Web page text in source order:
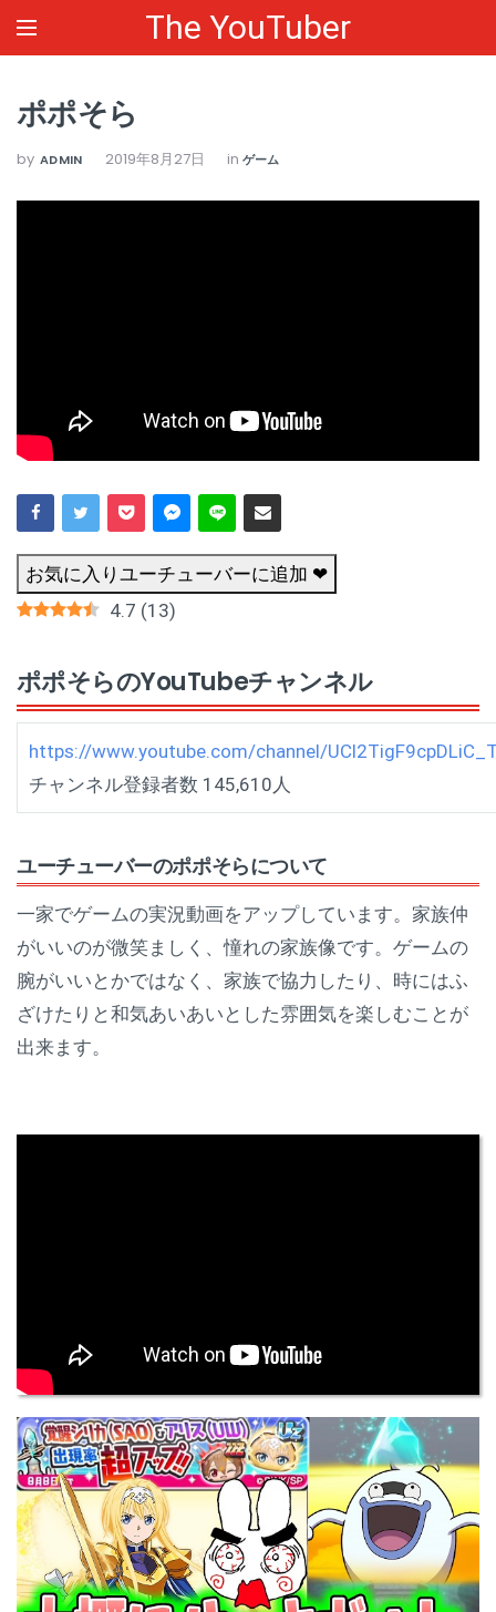
The YouTuber
ポポそら
by ADMIN 2019年8月27日 in ゲーム
お気に入りユーチューバーに追加 ❤
4.7 (13)
ポポそらのYouTubeチャンネル
https://www.youtube.com/channel/
チャンネル登録者数 145,610人
ユーチューバーのポポそらについて
一家でゲームの実況動画をアップしています。家族仲
がいいのが微笑ましく、憧れの家族像です。ゲームの
腕がいいとかではなく、家族で協力したり、時にはふ
ざけたりと和気あいあいとした雰囲気を楽しむことが
出来ます。